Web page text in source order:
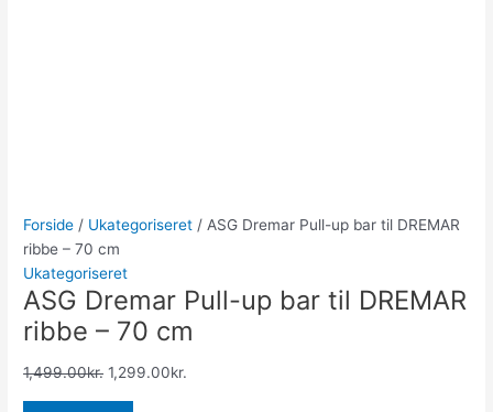
Forside / Ukategoriseret / ASG Dremar Pull-up bar til DREMAR
ribbe – 70 cm
Ukategoriseret
ASG Dremar Pull-up bar til DREMAR
ribbe – 70 cm
1,499.00kr. 1,299.00kr.